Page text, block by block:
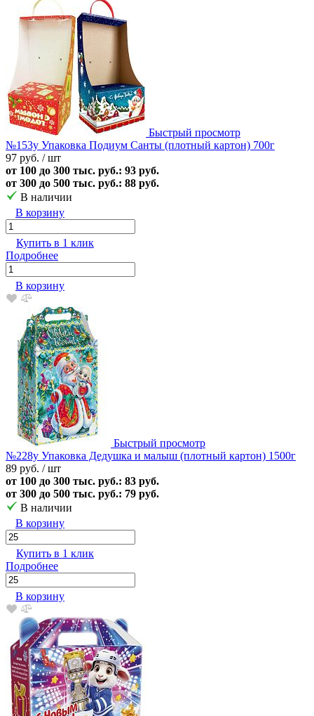
Быстрый просмотр
№153у Упаковка Подиум Санты (плотный картон) 700г
97 руб. / шт
от 100 до 300 тыс. руб.: 93 руб.
от 300 до 500 тыс. руб.: 88 руб.
В наличии
В корзину
Купить в 1 клик
Подробнее
В корзину
Быстрый просмотр
№228у Упаковка Дедушка и малыш (плотный картон) 1500г
89 руб. / шт
от 100 до 300 тыс. руб.: 83 руб.
от 300 до 500 тыс. руб.: 79 руб.
В наличии
В корзину
Купить в 1 клик
Подробнее
В корзину